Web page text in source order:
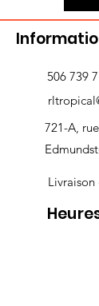
506 739
721-A,